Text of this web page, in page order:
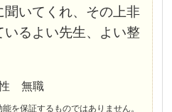
聞いてくれ、その上非
るよい先生、よい整
無職
を保証するものではありません。